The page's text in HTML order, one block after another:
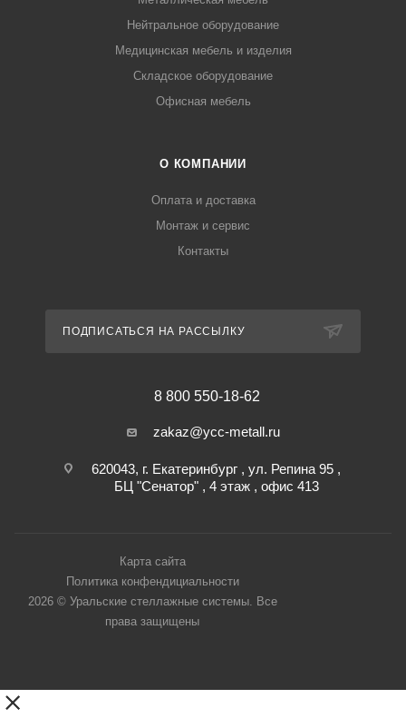
Нейтральное оборудование
Медицинская мебель и изделия
Складское оборудование
Офисная мебель
О КОМПАНИИ
Оплата и доставка
Монтаж и сервис
Контакты
ПОДПИСАТЬСЯ НА РАССЫЛКУ
8 800 550-18-62
zakaz@ycc-metall.ru
620043, г. Екатеринбург , ул. Репина 95 ,
БЦ "Сенатор" , 4 этаж , офис 413
Карта сайта
Политика конфендициальности
2026 © Уральские стеллажные системы. Все
права защищены